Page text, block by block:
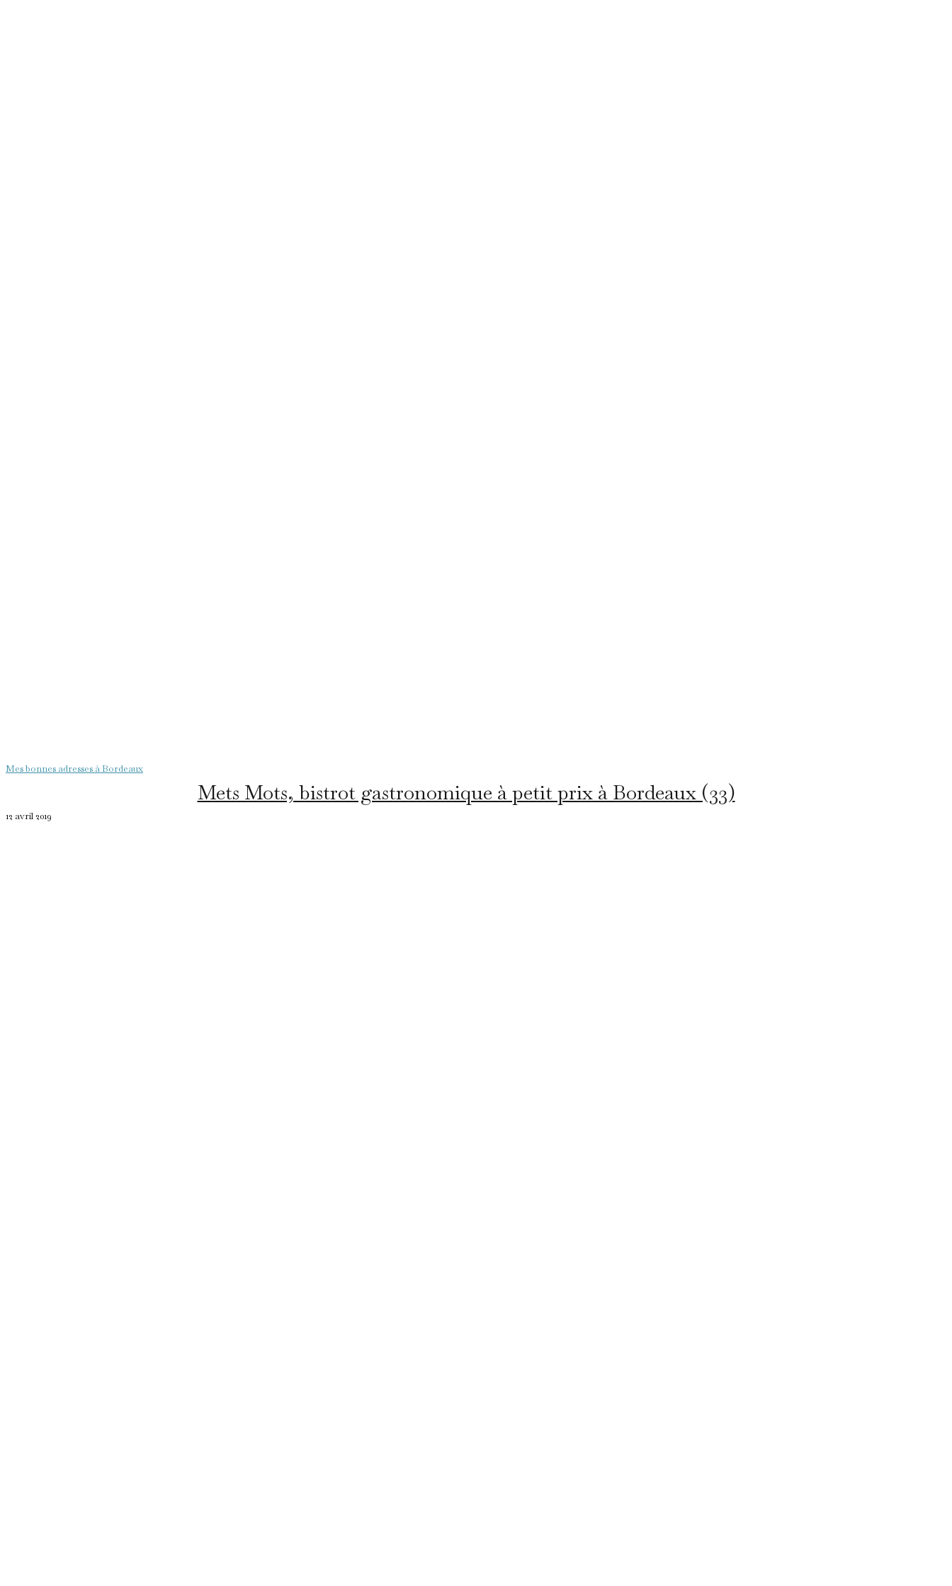
Mes bonnes adresses à Bordeaux
Mets Mots, bistrot gastronomique à petit prix à Bordeaux (33)
12 avril 2019